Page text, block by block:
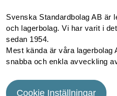
Svenska Standardbolag AB är
och lagerbolag. Vi har varit i
sedan 1954.
Mest kända är våra lagerbolag
snabba och enkla avveckling
Cookie Inställningar